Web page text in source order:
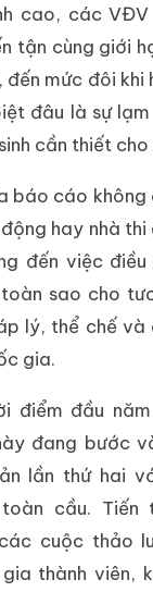
cao, các
tận cùng giới
đến mức đôi khi
đâu là sự
cần thiết cho
báo cáo
hay nhà
đến việc điều
sao cho
lý, thể chế
gia.
điểm đầu
đang bước
lần thứ hai
cầu. Tiến
cuộc thảo
thành viên,